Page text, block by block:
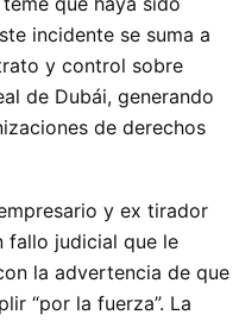
incidente se suma a
y control sobre
de Dubái, generando
de derechos
y ex tirador
fallo judicial que le
la advertencia de que
“por la fuerza”. La